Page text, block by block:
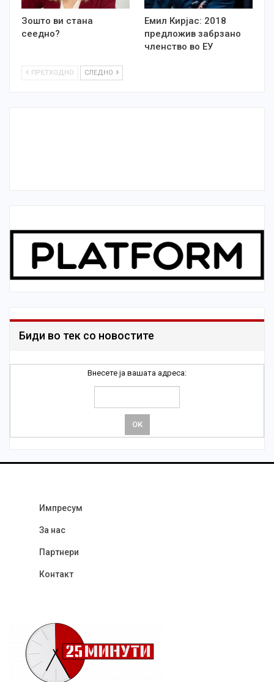
Зошто ви стана
сеедно?
Емил Кирјас: 2018
предложив забрзано
членство во ЕУ
ПРЕТХОДНО СЛЕДНО
Биди во тек со новостите
Внесете ја вашата адреса:
Импресум
За нас
Партнери
Контакт